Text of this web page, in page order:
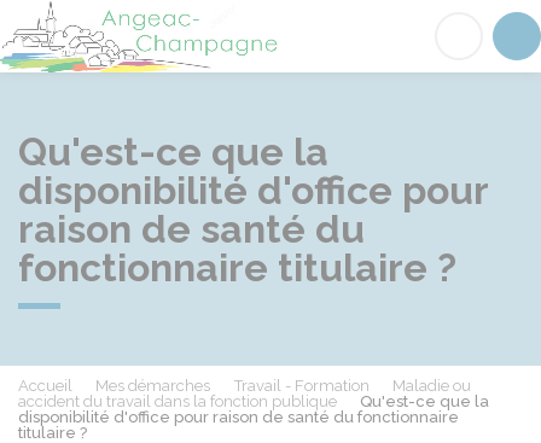
Angeac-Champagne
Qu'est-ce que la
disponibilité d'office pour
raison de santé du
fonctionnaire titulaire ?
Accueil Mes démarches Travail - Formation
Maladie ou
accident du travail dans la fonction publique
Qu'est-ce que la
disponibilité d'office pour raison de santé du fonctionnaire
titulaire ?